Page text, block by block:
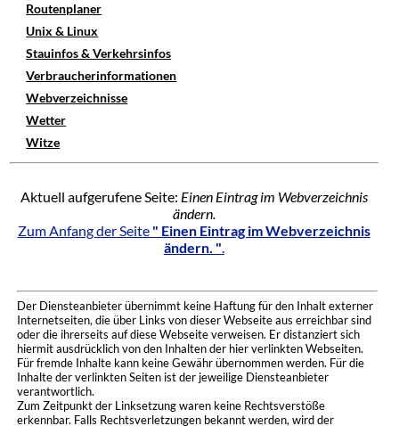
Routenplaner
Unix & Linux
Stauinfos & Verkehrsinfos
Verbraucherinformationen
Webverzeichnisse
Wetter
Witze
Aktuell aufgerufene Seite: Einen Eintrag im Webverzeichnis
ändern.
Zum Anfang der Seite " Einen Eintrag im Webverzeichnis
ändern. ".
Der Diensteanbieter übernimmt keine Haftung für den Inhalt externer
Internetseiten, die über Links von dieser Webseite aus erreichbar sind
oder die ihrerseits auf diese Webseite verweisen. Er distanziert sich
hiermit ausdrücklich von den Inhalten der hier verlinkten Webseiten.
Für fremde Inhalte kann keine Gewähr übernommen werden. Für die
Inhalte der verlinkten Seiten ist der jeweilige Diensteanbieter
verantwortlich.
Zum Zeitpunkt der Linksetzung waren keine Rechtsverstöße
erkennbar. Falls Rechtsverletzungen bekannt werden, wird der